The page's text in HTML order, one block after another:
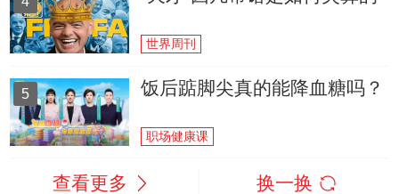
世界周刊
5 饭后踮脚尖真的能降血糖吗？
职场健康课
查看更多 换一换